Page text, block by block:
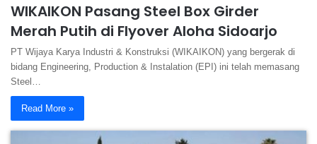
WIKAIKON Pasang Steel Box Girder
Merah Putih di Flyover Aloha Sidoarjo
PT Wijaya Karya Industri & Konstruksi (WIKAIKON) yang bergerak di
bidang Engineering, Production & Instalation (EPI) ini telah memasang
Steel…
Read More »